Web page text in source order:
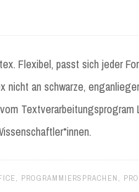
Flexibel, passt sich jeder
nicht an schwarze,
PROGRAMMIERSPRACHEN